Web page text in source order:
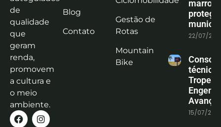
de
qualidade
que
geram
renda,
promovem
a cultura e
o meio
ambiente.
Blog
Contato
Gestão de
Rotas
Mountain
Bike
marrom
protege
22/07/
técnica
15/07/